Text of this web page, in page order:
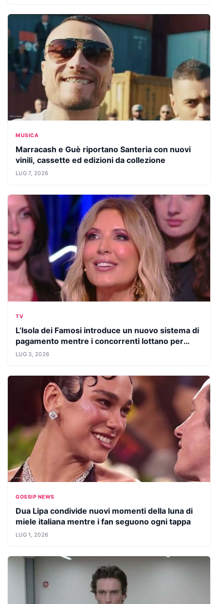
MUSICA
Marracash e Guè riportano Santeria con nuovi
vinili, cassette ed edizioni da collezione
LUG 7, 2026
TV
L’Isola dei Famosi introduce un nuovo sistema di
pagamento mentre i concorrenti lottano per
restare più a lungo
LUG 3, 2026
GOSSIP NEWS
Dua Lipa condivide nuovi momenti della luna di
miele italiana mentre i fan seguono ogni tappa
LUG 1, 2026